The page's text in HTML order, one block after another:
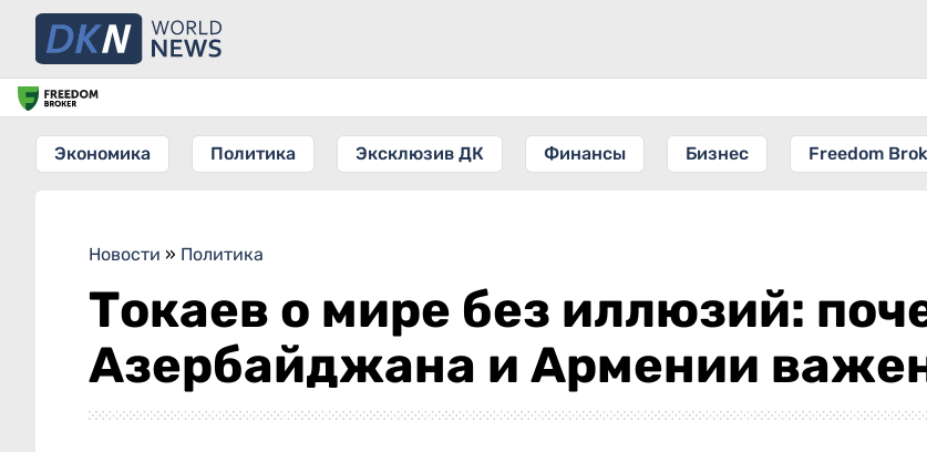
Экономика Политика Эксклюзив ДК Финансы Бизнес Freedom
Новости » Политика
Токаев о мире без иллюзий:
Азербайджана и Армении